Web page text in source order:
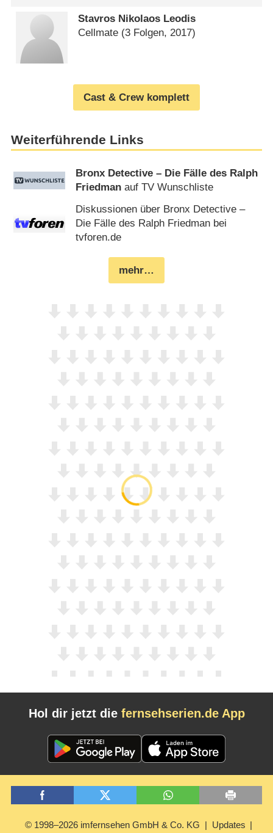
Stavros Nikolaos Leodis
Cellmate (3 Folgen, 2017)
Cast & Crew komplett
Weiterführende Links
Bronx Detective – Die Fälle des Ralph
Friedman auf TV Wunschliste
Diskussionen über Bronx Detective –
Die Fälle des Ralph Friedman bei
tvforen.de
mehr…
Hol dir jetzt die fernsehserien.de App
© 1998–2026 imfernsehen GmbH & Co. KG Updates